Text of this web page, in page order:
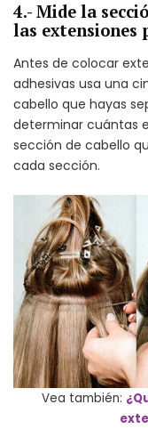
4.- Mide la
las extensiones
Antes de colocar
adhesivas usa una
cabello que hayas
determinar cuántas
sección de cabello
cada sección.
Vea también: